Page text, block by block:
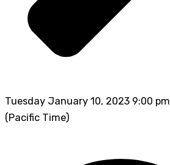
Tuesday January 10, 2023 9:00 pm
(Pacific Time)